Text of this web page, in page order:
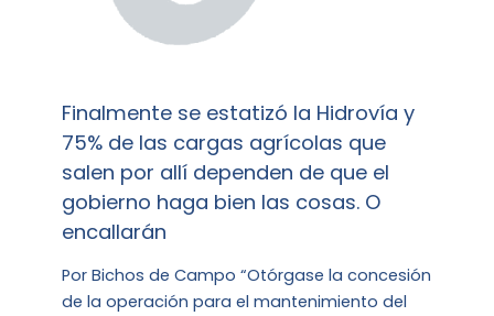
Finalmente se estatizó la Hidrovía y
75% de las cargas agrícolas que
salen por allí dependen de que el
gobierno haga bien las cosas. O
encallarán
Por Bichos de Campo “Otórgase la concesión
de la operación para el mantenimiento del